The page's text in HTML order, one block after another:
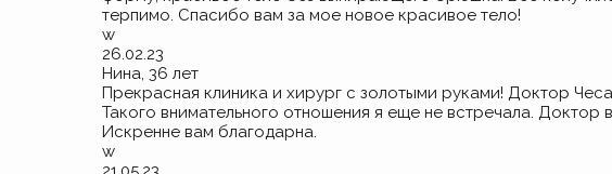
терпимо. Спасибо вам за мое новое красивое тело!
w
26.02.23
Нина, 36 лет
Прекрасная клиника и хирург с золотыми руками! Доктор
Такого внимательного отношения я еще не встречала.
Искренне вам благодарна.
w